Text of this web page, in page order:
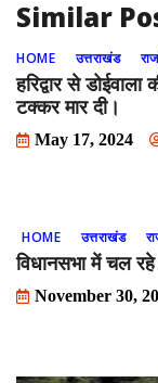
Similar
HOME उत्तराखंड
हरिद्वार से
टक्कर मार दी।
May 17, 2024
HOME उत्तराखंड
विधानसभा में चल रहे
November 30,